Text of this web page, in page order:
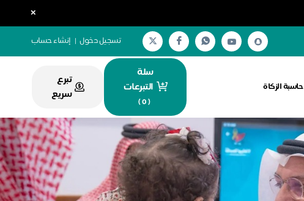
×
تسجيل دخول | إنشاء حساب
حاسبة الزكاة
سلة
التبرعات
(
0
)
تبرع
سريع